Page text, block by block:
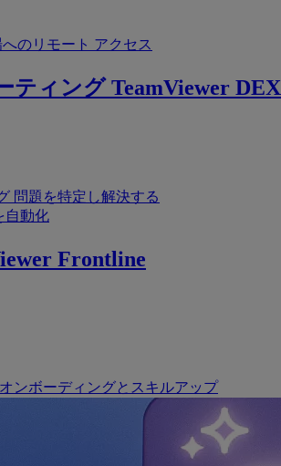
のリモート アクセス
ティング TeamViewer DEX
問題を特定し解決する
自動化
Frontline
ンボーディングとスキルアップ